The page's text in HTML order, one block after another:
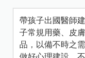
帶孩子出國醫師
子常規用藥、皮
品，以備不時之